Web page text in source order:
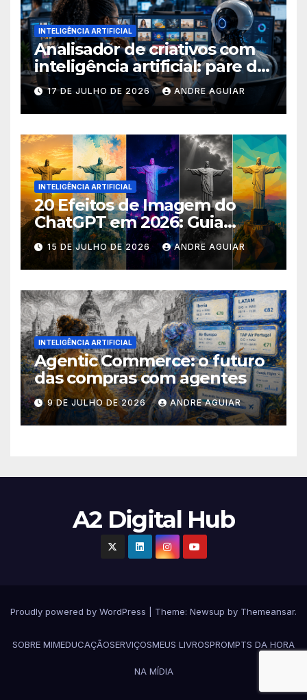
INTELIGÊNCIA ARTIFICIAL
Analisador de criativos com
inteligência artificial: pare de
postar porcaria!
17 DE JULHO DE 2026 ANDRE AGUIAR
INTELIGÊNCIA ARTIFICIAL
20 Efeitos de Imagem do
ChatGPT em 2026: Guia
Completo com Prompts para
Transformar suas Fotos
15 DE JULHO DE 2026 ANDRE AGUIAR
INTELIGÊNCIA ARTIFICIAL
Agentic Commerce: o futuro
das compras com agentes
9 DE JULHO DE 2026 ANDRE AGUIAR
A2 Digital Hub
Proudly powered by WordPress Theme: Newsup by Themeansar.
SOBRE MIMEDUCAÇÃOSERVIÇOSMEUS LIVROSPROMPTS DA HORA
NA MÍDIA